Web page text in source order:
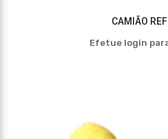
CAMIÃO
Efetue login